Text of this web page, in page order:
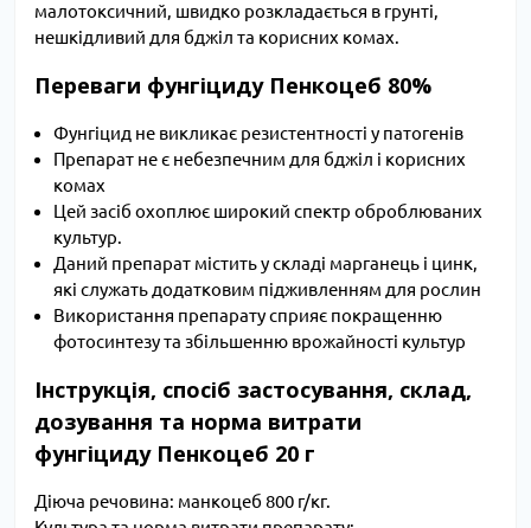
малотоксичний, швидко розкладається в грунті,
нешкідливий для бджіл та корисних комах.
Переваги фунгіциду Пенкоцеб 80%
Фунгіцид не викликає резистентності у патогенів
Препарат не є небезпечним для бджіл і корисних
комах
Цей засіб охоплює широкий спектр оброблюваних
культур.
Даний препарат містить у складі марганець і цинк,
які служать додатковим підживленням для рослин
Використання препарату сприяє покращенню
фотосинтезу та збільшенню врожайності культур
Інструкція, спосіб застосування, склад,
дозування та норма витрати
фунгіциду Пенкоцеб 20 г
Діюча речовина: манкоцеб 800 г/кг.